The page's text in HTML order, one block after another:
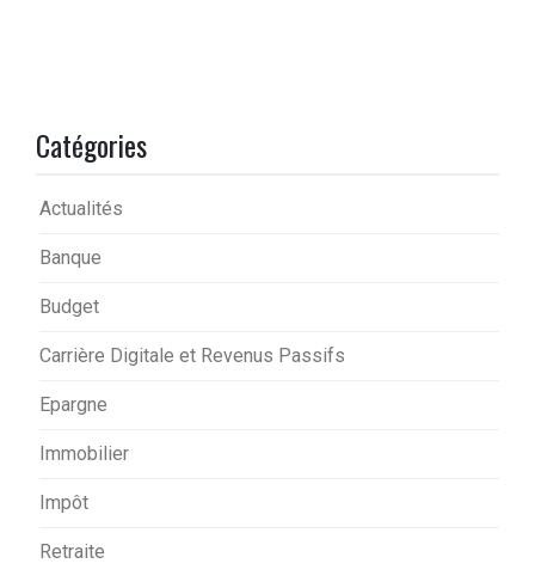
Catégories
Actualités
Banque
Budget
Carrière Digitale et Revenus Passifs
Epargne
Immobilier
Impôt
Retraite